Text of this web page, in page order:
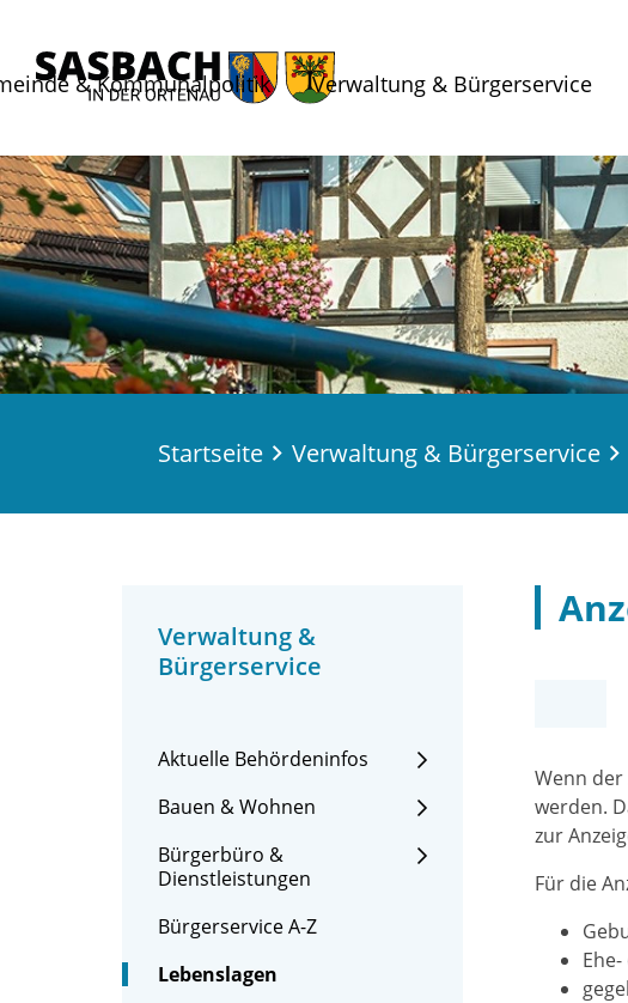
& Kommunalpolitik Verwaltung & Bürgerservice
Startseite Verwaltung & Bürgerservice
Verwaltung &
Bürgerservice
Aktuelle Behördeninfos
Bauen & Wohnen
Bürgerbüro &
Dienstleistungen
Bürgerservice A-Z
Lebenslagen
Wenn
werden.
zur
Für die